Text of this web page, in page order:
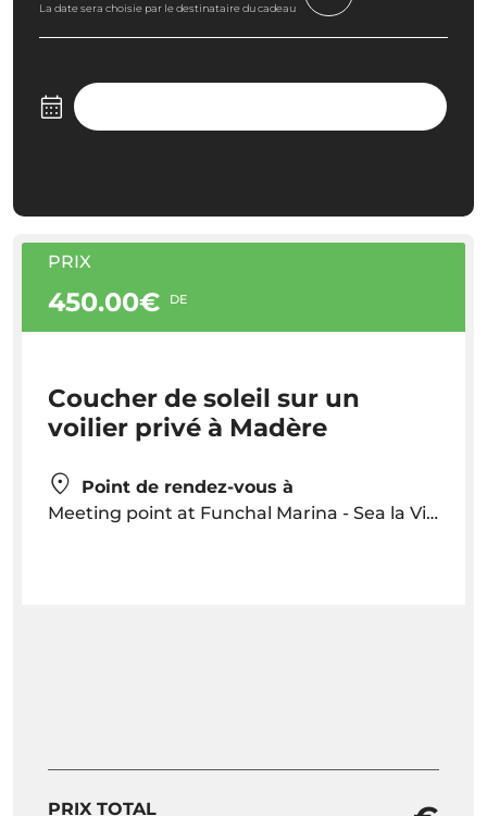
La date sera choisie par le destinataire du cadeau
PRIX
450.00€ DE
Coucher de soleil sur un
voilier privé à Madère
Point de rendez-vous à
Meeting point at Funchal Marina - Sea la Vie Sailing Boat
PRIX TOTAL